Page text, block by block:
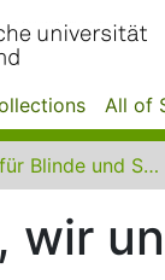
All of
Service für Blinde und Sehbehinderte der UB Dortmund
wir